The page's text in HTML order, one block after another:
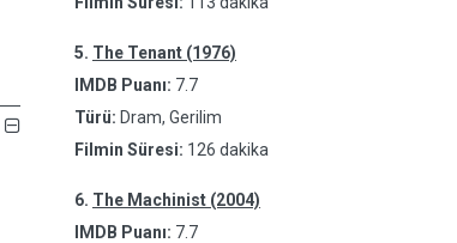
5. The Tenant (1976)
IMDB Puanı: 7.7
Türü: Dram, Gerilim
Filmin Süresi: 126 dakika
6. The Machinist (2004)
IMDB Puanı: 7.7